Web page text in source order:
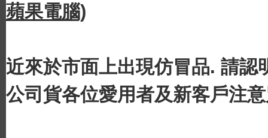
蘋果電腦)
近來於市面上出現仿冒品. 請認
公司貨各位愛用者及新客戶注